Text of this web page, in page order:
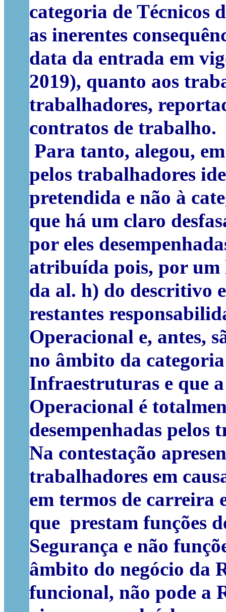
categoria de Técnicos
as inerentes
data da entrada em
2019), quanto aos
trabalhadores,
contratos de trabalho.
Para tanto, alegou,
pelos trabalhadores
pretendida e não à
que há um claro
por eles
atribuída pois, por um
da al. h) do descritivo
restantes
Operacional e, antes,
no âmbito da
Infraestruturas e que
Operacional é
desempenhadas pelos
Na contestação
trabalhadores em
em termos de carreira
que prestam funções
Segurança e não
âmbito do negócio da
funcional, não pode a